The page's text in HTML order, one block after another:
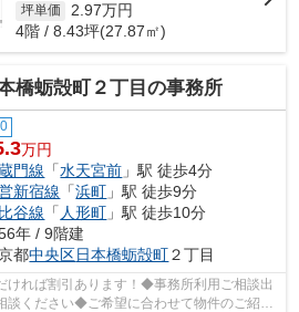
坪単価 2.97万円
4階 / 8.43坪(27.87㎡)
橋蛎殻町２丁目の事務所
万円
門線 「水天宮前 」駅 徒歩4分
新宿線 「浜町 」駅 徒歩9分
谷線 「 人形町 」駅 徒歩10分
年 / 9階建
都中央区日本橋蛎殻町２丁目
れば割引あります！◆事務所利用ご相談出
ください◆ご希望に合わせて物件のご紹介